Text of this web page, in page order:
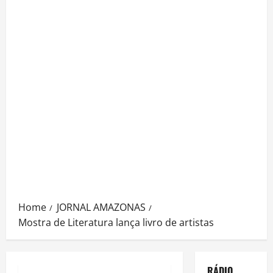
Home
JORNAL AMAZONAS
Mostra de Literatura lança livro de artistas